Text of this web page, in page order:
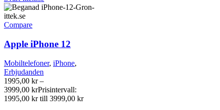
Compare
Apple iPhone 12
Mobiltelefoner, iPhone,
Erbjudanden
1995,00 kr –
3999,00 krPrisintervall:
1995,00 kr till 3999,00 kr